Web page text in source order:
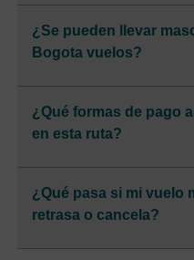
¿Se pueden llevar
Bogota vuelos?
¿Qué formas de pago
en esta ruta?
¿Qué pasa si mi vuelo
retrasa o cancela?